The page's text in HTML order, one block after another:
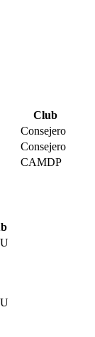
Club
Consejero
Consejero
CAMDP